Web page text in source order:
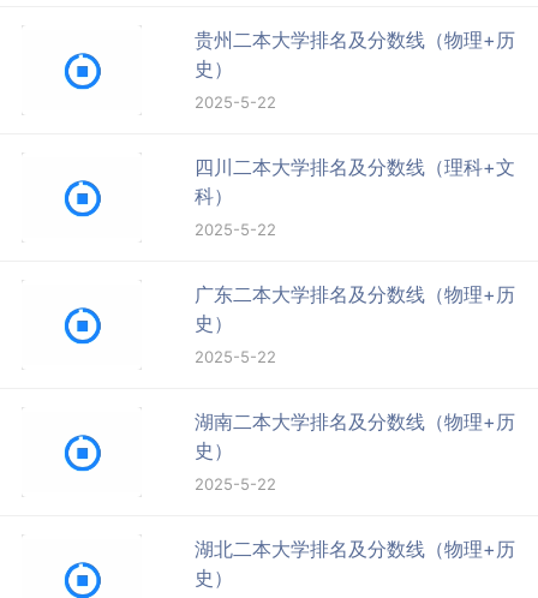
贵州二本大学排名及分数线（物理+历
史）
2025-5-22
四川二本大学排名及分数线（理科+文
科）
2025-5-22
广东二本大学排名及分数线（物理+历
史）
2025-5-22
湖南二本大学排名及分数线（物理+历
史）
2025-5-22
湖北二本大学排名及分数线（物理+历
史）